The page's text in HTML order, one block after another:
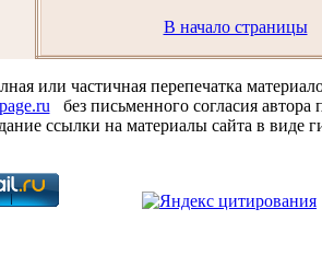
В начало страницы
или частичная перепечатка
без письменного согласия автора
ссылки на материалы сайта в виде